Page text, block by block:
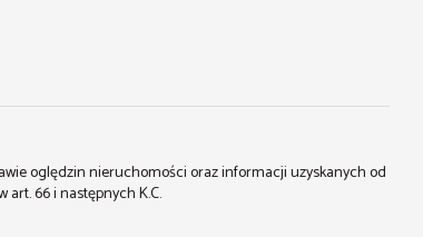
oględzin nieruchomości oraz informacji uzyskanych od
66 i następnych K.C.